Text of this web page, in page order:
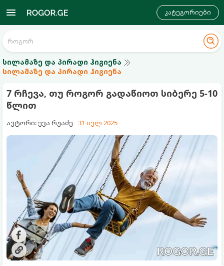
კატეგორიები
სილამაზე და პირადი ჰიგიენა
სილამაზე და პირადი ჰიგიენა
7 რჩევა, თუ როგორ გადაწიოთ სიბერე 5-10
წლით
ავტორი: ევა რუაძე 31 ივლ 2025